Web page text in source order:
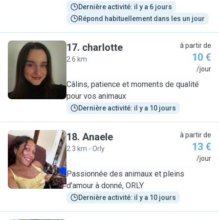
Dernière activité: il y a 6 jours
Répond habituellement dans les un jour
C
17. charlotte
2.6 km
à partir de
10 €
/jour
Câlins, patience et moments de qualité
pour vos animaux
Dernière activité: il y a 10 jours
A
18. Anaele
2.3 km - Orly
à partir de
13 €
/jour
Passionnée des animaux et pleins
d’amour à donné, ORLY
Dernière activité: il y a 10 jours